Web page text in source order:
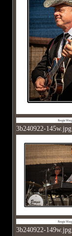
3b240922-145w.jpg
3b240922-149w.jpg